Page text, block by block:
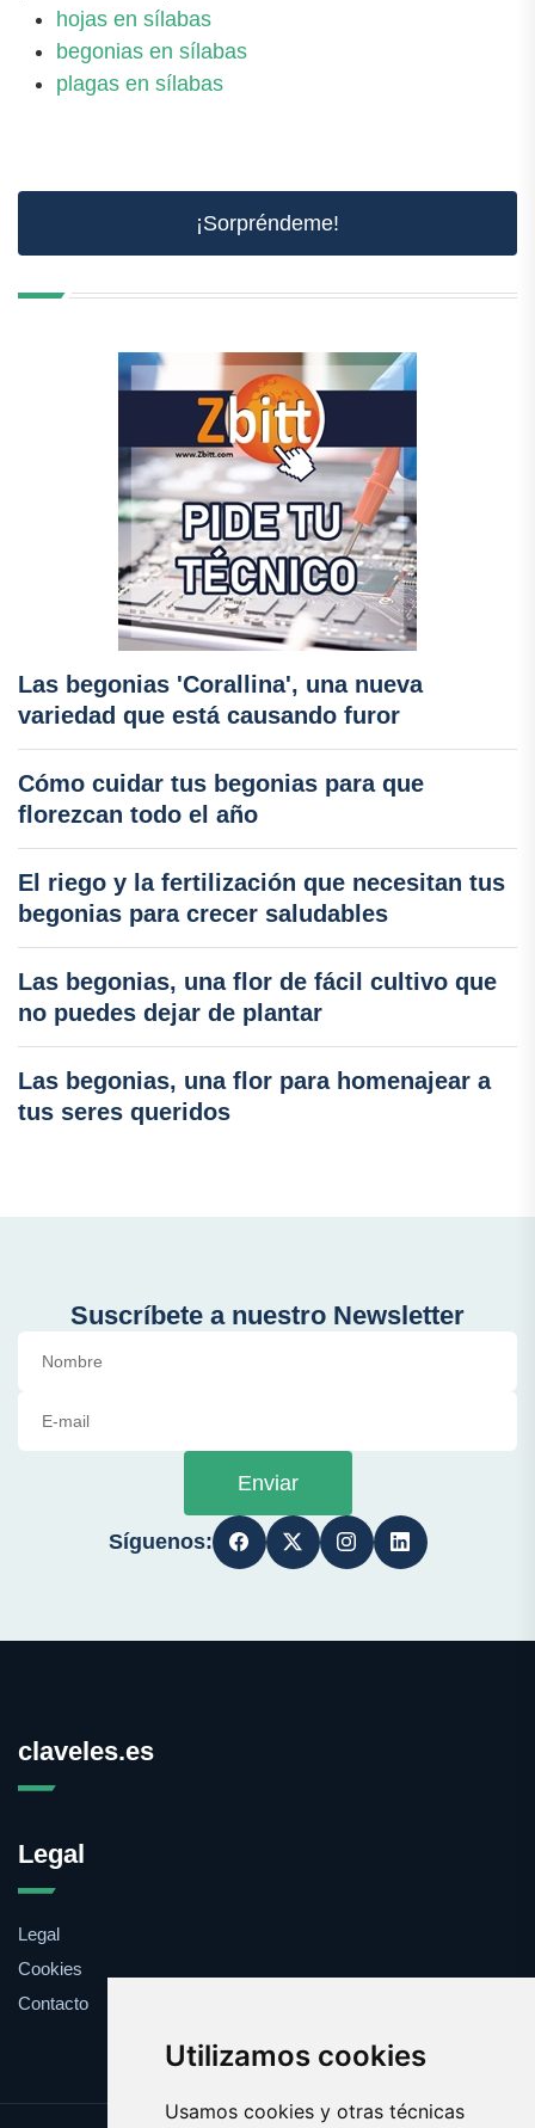
Utilizamos cookies
Usamos cookies y otras técnicas
hojas en sílabas
begonias en sílabas
plagas en sílabas
¡Sorpréndeme!
Las begonias 'Corallina', una nueva
variedad que está causando furor
Cómo cuidar tus begonias para que
florezcan todo el año
El riego y la fertilización que necesitan tus
begonias para crecer saludables
Las begonias, una flor de fácil cultivo que
no puedes dejar de plantar
Las begonias, una flor para homenajear a
tus seres queridos
Suscríbete a nuestro Newsletter
Enviar
Síguenos:
claveles.es
Legal
Legal
Cookies
Contacto